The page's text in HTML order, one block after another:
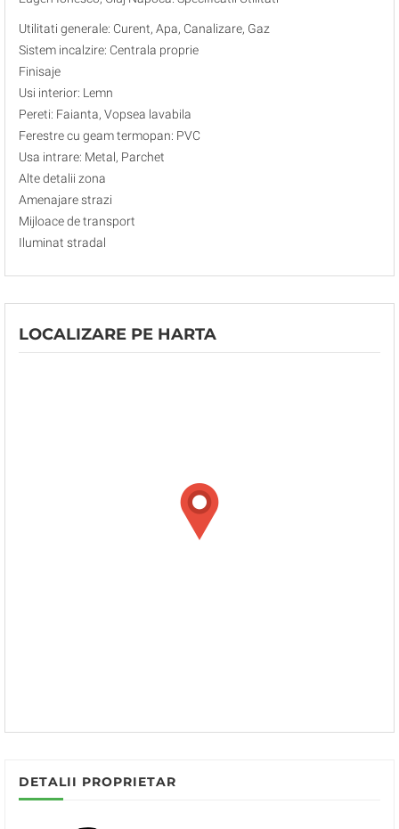
Utilitati generale: Curent, Apa, Canalizare, Gaz
Sistem incalzire: Centrala proprie
Finisaje
Usi interior: Lemn
Pereti: Faianta, Vopsea lavabila
Ferestre cu geam termopan: PVC
Usa intrare: Metal, Parchet
Alte detalii zona
Amenajare strazi
Mijloace de transport
Iluminat stradal
LOCALIZARE PE HARTA
DETALII PROPRIETAR